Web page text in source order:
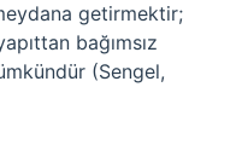
getirmektir;
bağımsız
(Sengel,